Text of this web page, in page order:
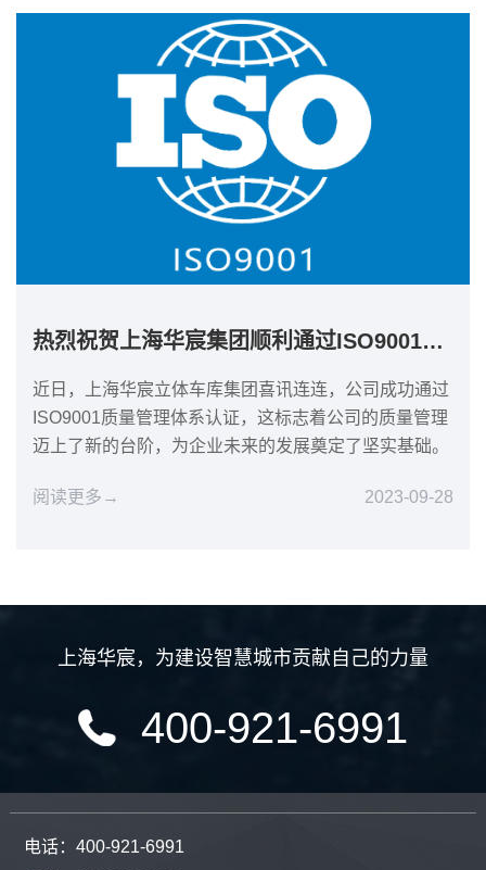
热烈祝贺上海华宸集团顺利通过ISO9001质...
近日，上海华宸立体车库集团喜讯连连，公司成功通过
ISO9001质量管理体系认证，这标志着公司的质量管理
迈上了新的台阶，为企业未来的发展奠定了坚实基础。
阅读更多→ 2023-09-28
上海华宸 ， 为建设智慧城市贡献自己的力量
400-921-6991
电话：400-921-6991